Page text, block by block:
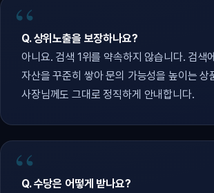
Q. 상위노출을 보장하나요?
아니요. 검색 1위를 약속하지 않습니다. 검색
자산을 꾸준히 쌓아 문의 가능성을 높이는 상
사장님께도 그대로 정직하게 안내합니다.
Q. 수당은 어떻게 받나요?